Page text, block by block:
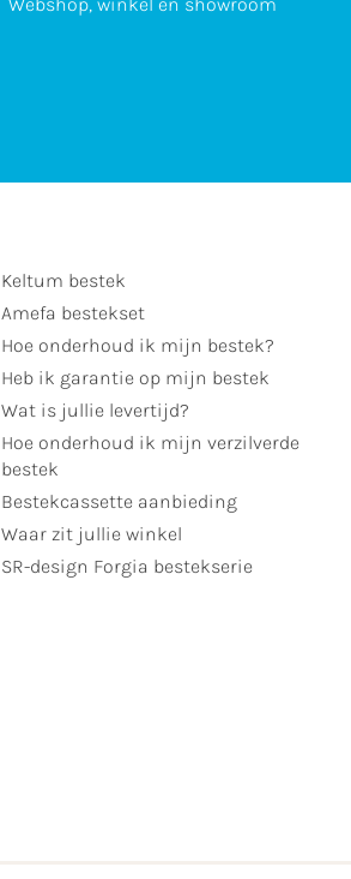
Keltum bestek
Amefa bestekset
Hoe onderhoud ik mijn bestek?
Heb ik garantie op mijn bestek
Wat is jullie levertijd?
Hoe onderhoud ik mijn verzilverde
bestek
Bestekcassette aanbieding
Waar zit jullie winkel
SR-design Forgia bestekserie